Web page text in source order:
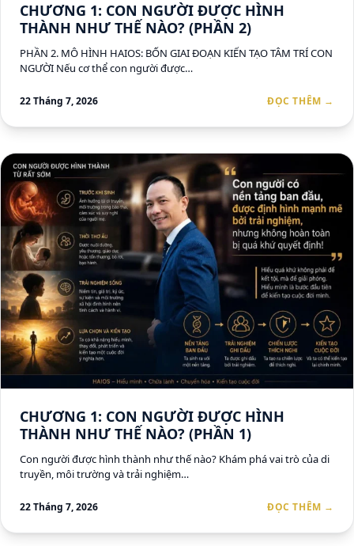
CHƯƠNG 1: CON NGƯỜI ĐƯỢC HÌNH
THÀNH NHƯ THẾ NÀO? (PHẦN 2)
PHẦN 2. MÔ HÌNH HAIOS: BỐN GIAI ĐOẠN KIẾN TẠO TÂM TRÍ CON
NGƯỜI Nếu cơ thể con người được…
22 Tháng 7, 2026 ĐỌC THÊM →
CHƯƠNG 1: CON NGƯỜI ĐƯỢC HÌNH
THÀNH NHƯ THẾ NÀO? (PHẦN 1)
Con người được hình thành như thế nào? Khám phá vai trò của di
truyền, môi trường và trải nghiệm…
22 Tháng 7, 2026 ĐỌC THÊM →